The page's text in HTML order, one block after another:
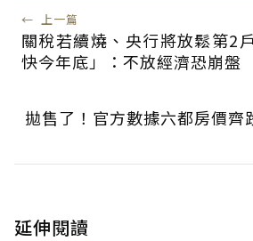
← 上一篇
關稅若續燒、央行將放鬆第2
快今年底」：不放經濟恐崩盤
拋售了！官方數據六都房價齊
延伸閱讀